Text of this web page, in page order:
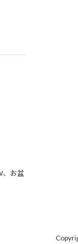
、お盆